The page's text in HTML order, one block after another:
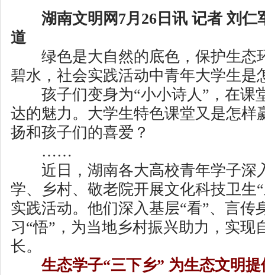
湖南文明网7月26日讯 记者 刘仁
道
绿色是大自然的底色，保护生态
碧水，社会实践活动中青年大学生是
孩子们变身为“小小诗人”，在课
达的魅力。大学生特色课堂又是怎样
扬和孩子们的喜爱？
……
近日，湖南各大高校青年学子深
学、乡村、敬老院开展文化科技卫生
实践活动。他们深入基层“看”、言传
习“悟”，为当地乡村振兴助力，实现
长。
生态学子“三下乡” 为生态文明